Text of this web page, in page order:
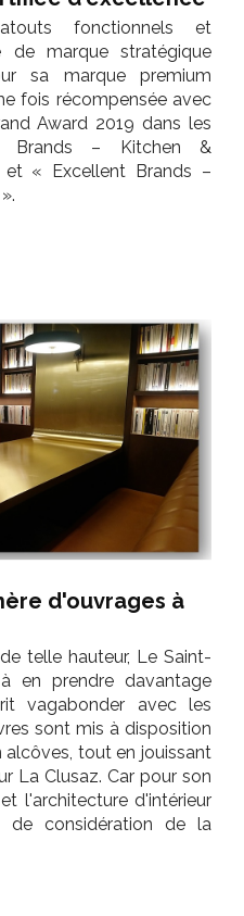
fonctionnels et
de marque stratégique
sa marque premium
fois récompensée avec
Award 2019 dans les
Brands – Kitchen &
et « Excellent Brands –
d'ouvrages à
telle hauteur, Le Saint-
en prendre davantage
vagabonder avec les
sont mis à disposition
tout en jouissant
La Clusaz. Car pour son
l'architecture d'intérieur
considération de la